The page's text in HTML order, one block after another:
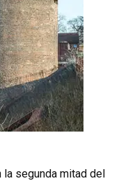
la segunda mitad del